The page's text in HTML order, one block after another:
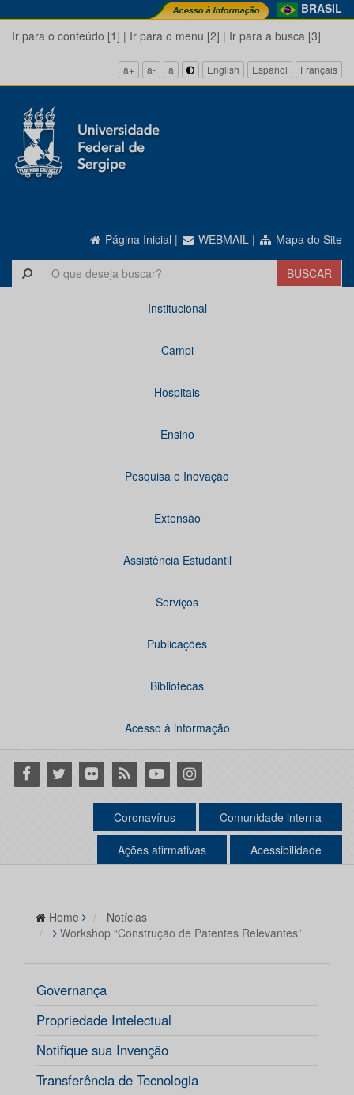
BRASIL
Ir para o conteúdo [1] | Ir para o menu [2] | Ir para a busca [3]
a+ a- a English Español Français
Página Inicial | WEBMAIL | Mapa do Site
Institucional
Campi
Hospitais
Ensino
Pesquisa e Inovação
Extensão
Assistência Estudantil
Serviços
Publicações
Bibliotecas
Acesso à informação
Facebook
Twitter Flickr RSS YoutubeInstagram
Coronavírus Comunidade interna
Ações afirmativas Acessibilidade
Home
Notícias
Workshop “Construção de Patentes Relevantes”
Governança
Propriedade Intelectual
Notifique sua Invenção
Transferência de Tecnologia